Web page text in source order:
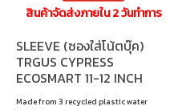
สินค้าจัดส่งภายใน 2 วันทำการ
SLEEVE (ซองใส่โน้ตบุ๊ค)
TRGUS CYPRESS
ECOSMART 11-12 INCH
SLEEVE (TBS64902GL-
Made from 3 recycled plastic water